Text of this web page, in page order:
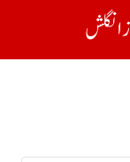
انگلش